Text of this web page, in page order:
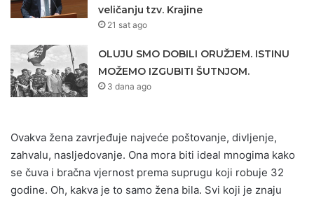
veličanju tzv. Krajine
21 sat ago
OLUJU SMO DOBILI ORUŽJEM. ISTINU
MOŽEMO IZGUBITI ŠUTNJOM.
3 dana ago
Ovakva žena zavrjeđuje najveće poštovanje, divljenje,
zahvalu, nasljedovanje. Ona mora biti ideal mnogima kako
se čuva i bračna vjernost prema suprugu koji robuje 32
godine. Oh, kakva je to samo žena bila. Svi koji je znaju